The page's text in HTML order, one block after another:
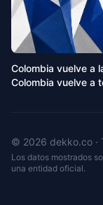
Colombia vuelve a
Colombia vuelve a
© 2026 dekko.co ·
Los datos mostrados
una entidad oficial.